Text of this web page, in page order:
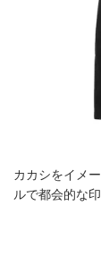
カカシをイメ
ルで都会的な印